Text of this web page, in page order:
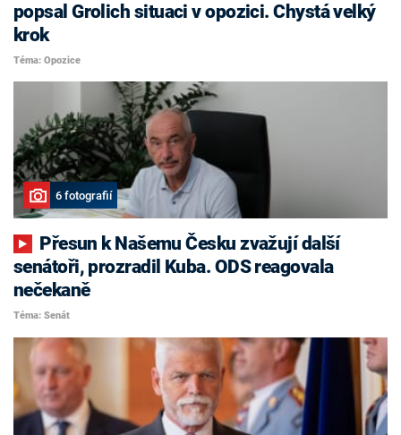
popsal Grolich situaci v opozici. Chystá velký
krok
Téma: Opozice
6 fotografií
senátoři, prozradil Kuba. ODS reagovala
nečekaně
Téma: Senát